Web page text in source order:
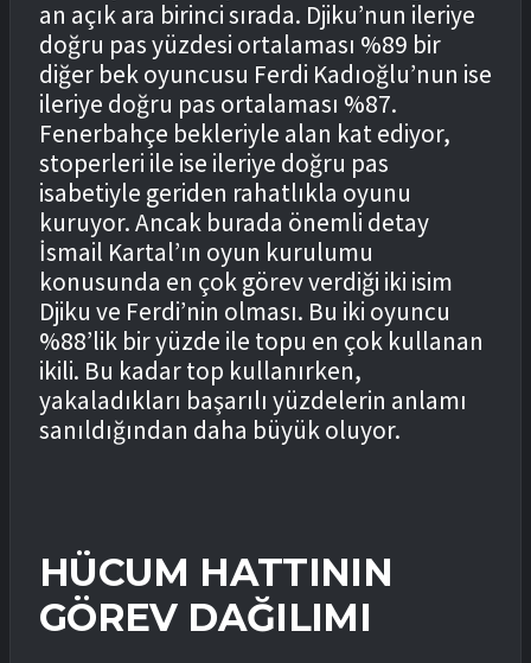
an açık ara birinci sırada. Djiku’nun ileriye
doğru pas yüzdesi ortalaması %89 bir
diğer bek oyuncusu Ferdi Kadıoğlu’nun ise
ileriye doğru pas ortalaması %87.
Fenerbahçe bekleriyle alan kat ediyor,
stoperleri ile ise ileriye doğru pas
isabetiyle geriden rahatlıkla oyunu
kuruyor. Ancak burada önemli detay
İsmail Kartal’ın oyun kurulumu
konusunda en çok görev verdiği iki isim
Djiku ve Ferdi’nin olması. Bu iki oyuncu
%88’lik bir yüzde ile topu en çok kullanan
ikili. Bu kadar top kullanırken,
yakaladıkları başarılı yüzdelerin anlamı
sanıldığından daha büyük oluyor.
HÜCUM HATTININ
GÖREV DAĞILIMI